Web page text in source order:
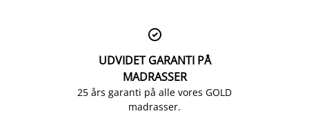

UDVIDET GARANTI PÅ
MADRASSER
25 års garanti på alle vores GOLD
madrasser.